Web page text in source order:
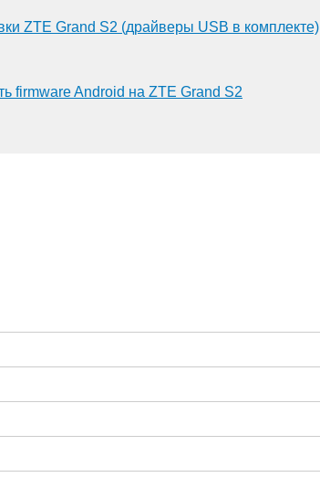
ZTE Grand S2 (драйверы USB в комплекте)
firmware Android на ZTE Grand S2